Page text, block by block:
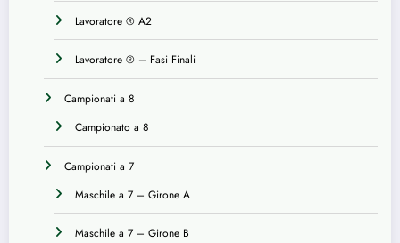
Lavoratore ® A2
Lavoratore ® – Fasi Finali
Campionati a 8
Campionato a 8
Campionati a 7
Maschile a 7 – Girone A
Maschile a 7 – Girone B